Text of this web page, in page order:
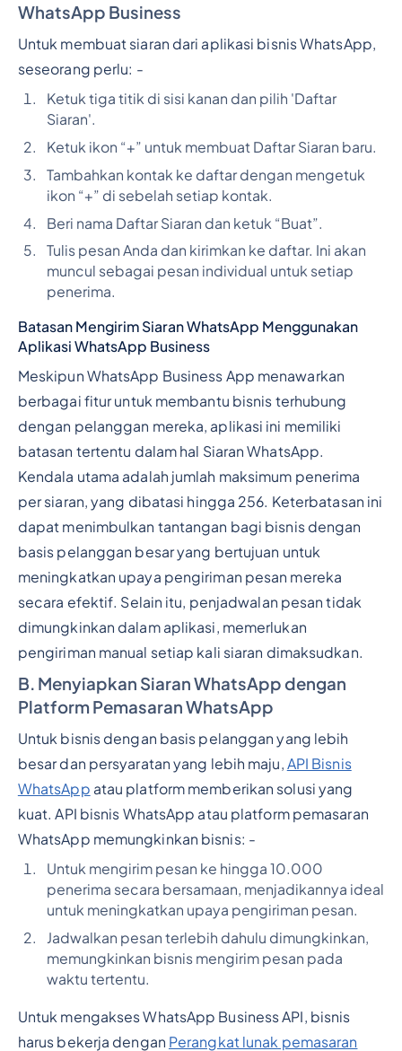
WhatsApp Business
Untuk membuat siaran dari aplikasi bisnis WhatsApp,
seseorang perlu: -
Ketuk tiga titik di sisi kanan dan pilih 'Daftar
Siaran'.
Ketuk ikon “+” untuk membuat Daftar Siaran baru.
Tambahkan kontak ke daftar dengan mengetuk
ikon “+” di sebelah setiap kontak.
Beri nama Daftar Siaran dan ketuk “Buat”.
Tulis pesan Anda dan kirimkan ke daftar. Ini akan
muncul sebagai pesan individual untuk setiap
penerima.
Batasan Mengirim Siaran WhatsApp Menggunakan
Aplikasi WhatsApp Business
Meskipun WhatsApp Business App menawarkan
berbagai fitur untuk membantu bisnis terhubung
dengan pelanggan mereka, aplikasi ini memiliki
batasan tertentu dalam hal Siaran WhatsApp.
Kendala utama adalah jumlah maksimum penerima
per siaran, yang dibatasi hingga 256. Keterbatasan ini
dapat menimbulkan tantangan bagi bisnis dengan
basis pelanggan besar yang bertujuan untuk
meningkatkan upaya pengiriman pesan mereka
secara efektif. Selain itu, penjadwalan pesan tidak
dimungkinkan dalam aplikasi, memerlukan
pengiriman manual setiap kali siaran dimaksudkan.
B. Menyiapkan Siaran WhatsApp dengan
Platform Pemasaran WhatsApp
Untuk bisnis dengan basis pelanggan yang lebih
besar dan persyaratan yang lebih maju, API Bisnis
WhatsApp atau platform memberikan solusi yang
kuat. API bisnis WhatsApp atau platform pemasaran
WhatsApp memungkinkan bisnis: -
Untuk mengirim pesan ke hingga 10.000
penerima secara bersamaan, menjadikannya ideal
untuk meningkatkan upaya pengiriman pesan.
Jadwalkan pesan terlebih dahulu dimungkinkan,
memungkinkan bisnis mengirim pesan pada
waktu tertentu.
Untuk mengakses WhatsApp Business API, bisnis
harus bekerja dengan Perangkat lunak pemasaran